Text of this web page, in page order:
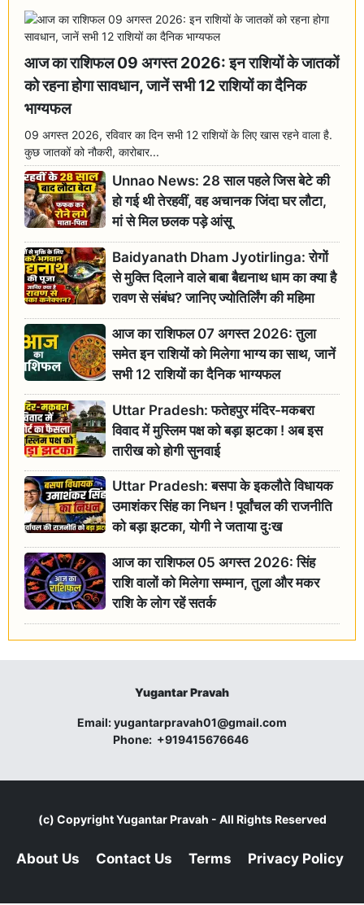
आज का राशिफल 09 अगस्त 2026: इन राशियों के जातकों
को रहना होगा सावधान, जानें सभी 12 राशियों का दैनिक
भाग्यफल
09 अगस्त 2026, रविवार का दिन सभी 12 राशियों के लिए खास रहने वाला है.
कुछ जातकों को नौकरी, कारोबार...
Unnao News: 28 साल पहले जिस बेटे की
हो गई थी तेरहवीं, वह अचानक जिंदा घर लौटा,
मां से मिल छलक पड़े आंसू
Baidyanath Dham Jyotirlinga: रोगों
से मुक्ति दिलाने वाले बाबा बैद्यनाथ धाम का क्या है
रावण से संबंध? जानिए ज्योतिर्लिंग की महिमा
आज का राशिफल 07 अगस्त 2026: तुला
समेत इन राशियों को मिलेगा भाग्य का साथ, जानें
सभी 12 राशियों का दैनिक भाग्यफल
Uttar Pradesh: फतेहपुर मंदिर-मकबरा
विवाद में मुस्लिम पक्ष को बड़ा झटका ! अब इस
तारीख को होगी सुनवाई
Uttar Pradesh: बसपा के इकलौते विधायक
उमाशंकर सिंह का निधन ! पूर्वांचल की राजनीति
को बड़ा झटका, योगी ने जताया दुःख
आज का राशिफल 05 अगस्त 2026: सिंह
राशि वालों को मिलेगा सम्मान, तुला और मकर
राशि के लोग रहें सतर्क
Yugantar Pravah
Email:yugantarpravah01@gmail.com
Phone: +919415676646
(c) CopyrightYugantar Pravah - All Rights Reserved
About Us Contact Us Terms Privacy Policy